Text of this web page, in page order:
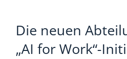
Die neuen
„AI for Work“-